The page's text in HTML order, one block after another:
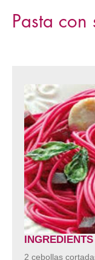
Pasta
INGREDIENTS
2 cebollas